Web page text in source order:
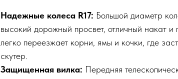
Надежные колеса R17: Большой диаметр
высокий дорожный просвет, отличный накат
легко переезжает корни, ямы и кочки, где
скутер.
Защищенная вилка: Передняя